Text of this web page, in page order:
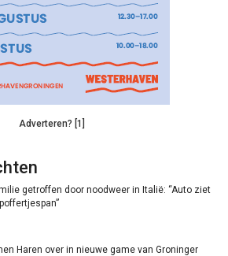
Adverteren? [1]
getroffen door noodweer in Italië: “Auto ziet
Haren over in nieuwe game van Groninger